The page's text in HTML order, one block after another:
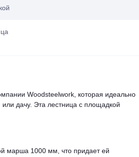
Woodsteelwork, которая идеально
дачу. Эта лестница с площадкой
марша 1000 мм, что придает ей